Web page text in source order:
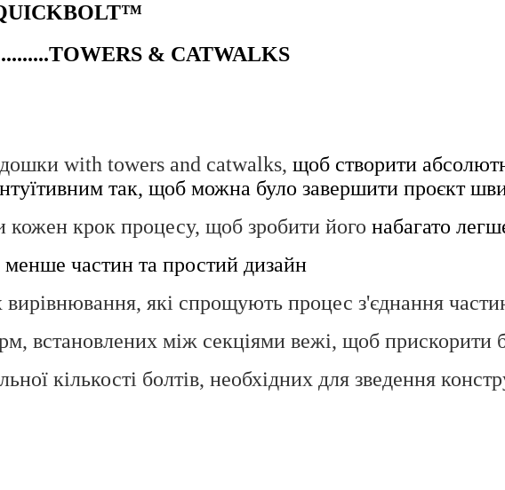
QUICKBOLT™
TOWERS & CATWALKS
with towers and catwalks, щоб створити
так, щоб можна було завершити проєкт
крок процесу, щоб зробити його набагато
та простий дизайн
які спрощують процес з'єднання
встановлених між секціями вежі, щоб прискорити
кількості болтів, необхідних для зведення